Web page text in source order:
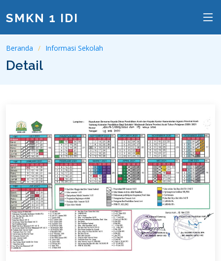
SMKN 1 IDI
Beranda Informasi Sekolah
Detail